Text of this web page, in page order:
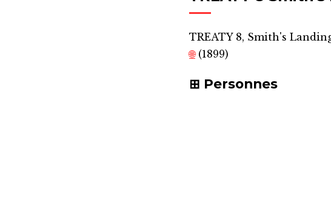
TREATY 8, Smith's
🌐(1899)
Personnes